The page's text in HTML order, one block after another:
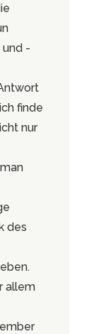
und -
finde
nur
des
allem